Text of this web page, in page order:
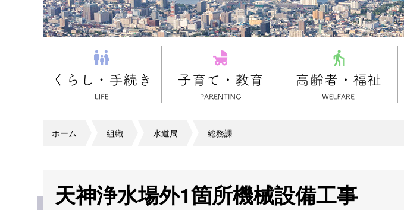
ホーム 組織 水道局 総務課
天神浄水場外1箇所機械設備工事